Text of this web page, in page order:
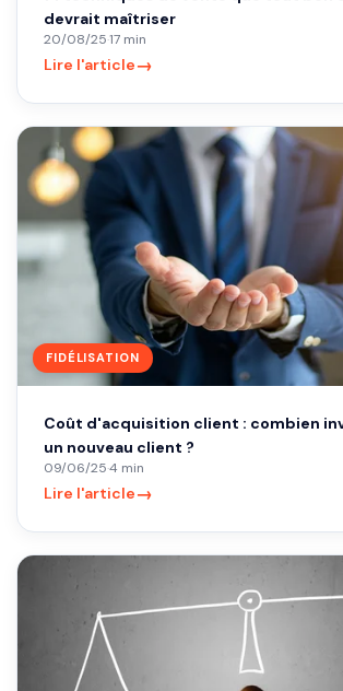
devrait maîtriser
20/08/25·17 min
Lire l'article→
FIDÉLISATION
Coût d'acquisition client : combien
un nouveau client ?
09/06/25·4 min
Lire l'article→